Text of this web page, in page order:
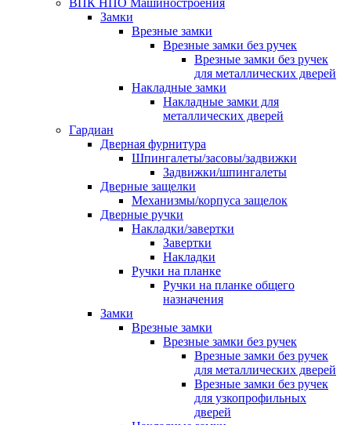
ВПК НПО Машиностроения
Замки
Врезные замки
Врезные замки без ручек
Врезные замки без ручек
для металлических дверей
Накладные замки
Накладные замки для
металлических дверей
Гардиан
Дверная фурнитура
Шпингалеты/засовы/задвижки
Задвижки/шпингалеты
Дверные защелки
Механизмы/корпуса защелок
Дверные ручки
Накладки/завертки
Завертки
Накладки
Ручки на планке
Ручки на планке общего
назначения
Замки
Врезные замки
Врезные замки без ручек
Врезные замки без ручек
для металлических дверей
Врезные замки без ручек
для узкопрофильных
дверей